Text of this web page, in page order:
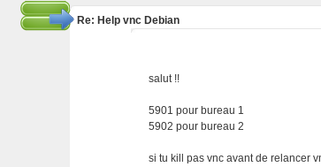
Re: Help vnc Debian
salut !!
5901 pour bureau 1
5902 pour bureau 2
si tu kill pas vnc avant de relancer